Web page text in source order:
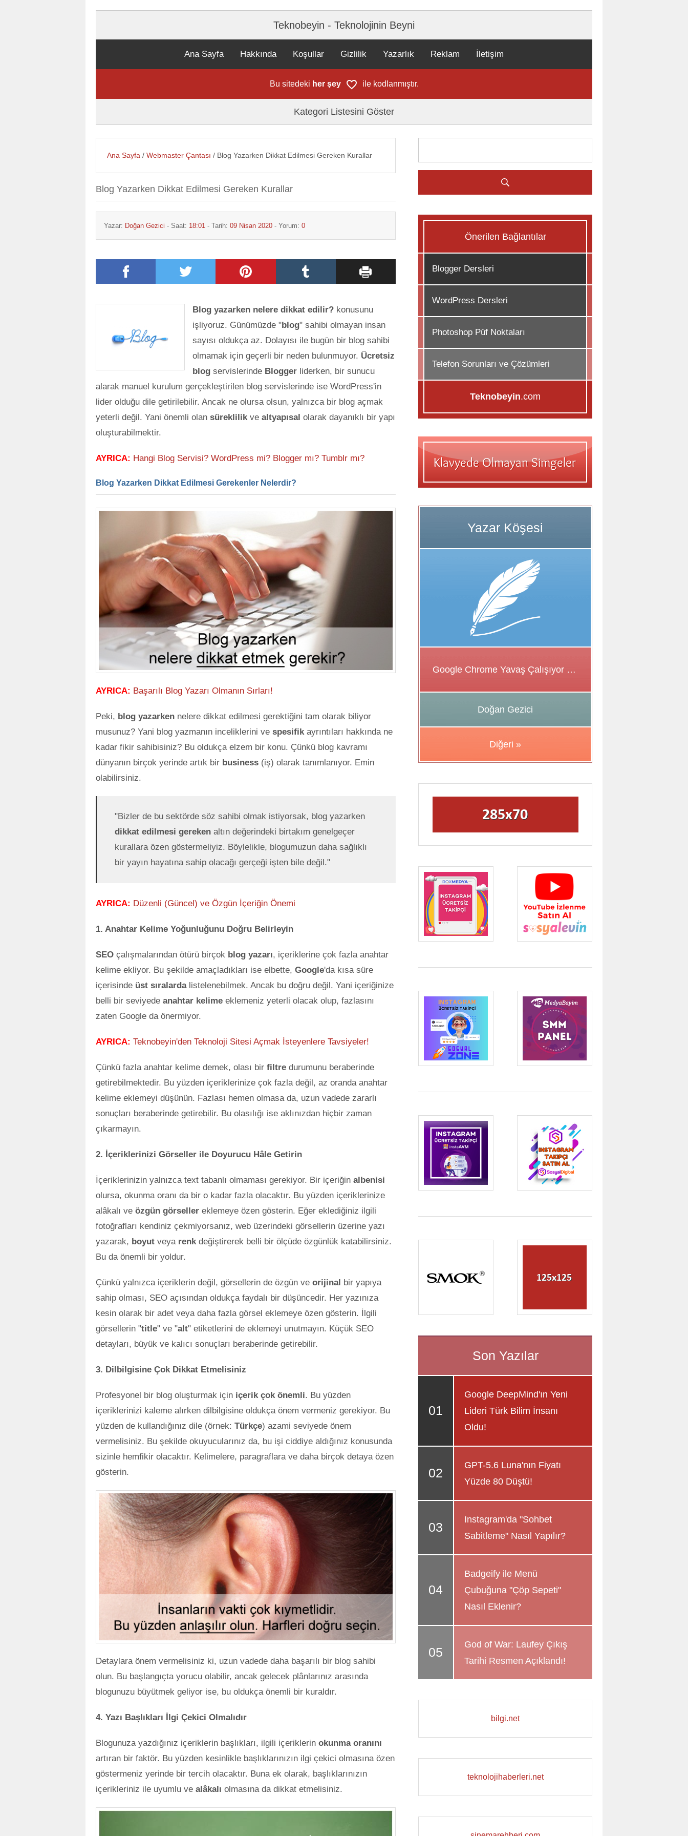
Teknobeyin - Teknolojinin Beyni
Ana Sayfa Hakkında Koşullar Gizlilik Yazarlık Reklam İletişim
Bu sitedeki her şey ile kodlanmıştır.
Kategori Listesini Göster
Ana Sayfa /Webmaster Çantası / Blog Yazarken Dikkat Edilmesi Gereken Kurallar
Blog Yazarken Dikkat Edilmesi Gereken Kurallar
Yazar: Doğan Gezici - Saat: 18:01 - Tarih: 09 Nisan 2020 - Yorum: 0
Blog yazarken nelere dikkat edilir? konusunu
işliyoruz. Günümüzde "blog" sahibi olmayan insan
sayısı oldukça az. Dolayısı ile bugün bir blog sahibi
olmamak için geçerli bir neden bulunmuyor. Ücretsiz
blog servislerinde Blogger liderken, bir sunucu
alarak manuel kurulum gerçekleştirilen blog servislerinde ise WordPress'in
lider olduğu dile getirilebilir. Ancak ne olursa olsun, yalnızca bir blog açmak
yeterli değil. Yani önemli olan süreklilikve altyapısal olarak dayanıklı bir yapı
oluşturabilmektir.
AYRICA: Hangi Blog Servisi? WordPress mi? Blogger mı? Tumblr mı?
Blog Yazarken Dikkat Edilmesi Gerekenler Nelerdir?
AYRICA: Başarılı Blog Yazarı Olmanın Sırları!
Peki, blog yazarken nelere dikkat edilmesi gerektiğini tam olarak biliyor
musunuz? Yani blog yazmanın inceliklerini ve spesifikayrıntıları hakkında ne
kadar fikir sahibisiniz? Bu oldukça elzem bir konu. Çünkü blog kavramı
dünyanın birçok yerinde artık bir business (iş) olarak tanımlanıyor. Emin
olabilirsiniz.
"Bizler de bu sektörde söz sahibi olmak istiyorsak, blog yazarken
dikkat edilmesi gereken altın değerindeki birtakım genelgeçer
kurallara özen göstermeliyiz. Böylelikle, blogumuzun daha sağlıklı
bir yayın hayatına sahip olacağı gerçeği işten bile değil."
AYRICA: Düzenli (Güncel) ve Özgün İçeriğin Önemi
1. Anahtar Kelime Yoğunluğunu Doğru Belirleyin
SEO çalışmalarından ötürü birçok blog yazarı, içeriklerine çok fazla anahtar
kelime ekliyor. Bu şekilde amaçladıkları ise elbette, Google'da kısa süre
içerisinde üst sıralardalistelenebilmek. Ancak bu doğru değil. Yani içeriğinize
belli bir seviyede anahtar kelime eklemeniz yeterli olacak olup, fazlasını
zaten Google da önermiyor.
AYRICA: Teknobeyin'den Teknoloji Sitesi Açmak İsteyenlere Tavsiyeler!
Çünkü fazla anahtar kelime demek, olası bir filtre durumunu beraberinde
getirebilmektedir. Bu yüzden içeriklerinize çok fazla değil, az oranda anahtar
kelime eklemeyi düşünün. Fazlası hemen olmasa da, uzun vadede zararlı
sonuçları beraberinde getirebilir. Bu olasılığı ise aklınızdan hiçbir zaman
çıkarmayın.
2. İçeriklerinizi Görseller ile Doyurucu Hâle Getirin
İçeriklerinizin yalnızca text tabanlı olmaması gerekiyor. Bir içeriğin albenisi
olursa, okunma oranı da bir o kadar fazla olacaktır. Bu yüzden içeriklerinize
alâkalı ve özgün görseller eklemeye özen gösterin. Eğer eklediğiniz ilgili
fotoğrafları kendiniz çekmiyorsanız, web üzerindeki görsellerin üzerine yazı
yazarak, boyut veya renkdeğiştirerek belli bir ölçüde özgünlük katabilirsiniz.
Bu da önemli bir yoldur.
Çünkü yalnızca içeriklerin değil, görsellerin de özgün ve orijinal bir yapıya
sahip olması, SEO açısından oldukça faydalı bir düşüncedir. Her yazınıza
kesin olarak bir adet veya daha fazla görsel eklemeye özen gösterin. İlgili
görsellerin "title" ve "alt" etiketlerini de eklemeyi unutmayın. Küçük SEO
detayları, büyük ve kalıcı sonuçları beraberinde getirebilir.
3. Dilbilgisine Çok Dikkat Etmelisiniz
Profesyonel bir blog oluşturmak için içerik çok önemli. Bu yüzden
içeriklerinizi kaleme alırken dilbilgisine oldukça önem vermeniz gerekiyor. Bu
yüzden de kullandığınız dile (örnek: Türkçe) azami seviyede önem
vermelisiniz. Bu şekilde okuyucularınız da, bu işi ciddiye aldığınız konusunda
sizinle hemfikir olacaktır. Kelimelere, paragraflara ve daha birçok detaya özen
gösterin.
Detaylara önem vermelisiniz ki, uzun vadede daha başarılı bir blog sahibi
olun. Bu başlangıçta yorucu olabilir, ancak gelecek plânlarınız arasında
blogunuzu büyütmek geliyor ise, bu oldukça önemli bir kuraldır.
4. Yazı Başlıkları İlgi Çekici Olmalıdır
Blogunuza yazdığınız içeriklerin başlıkları, ilgili içeriklerin okunma oranını
artıran bir faktör. Bu yüzden kesinlikle başlıklarınızın ilgi çekici olmasına özen
göstermeniz yerinde bir tercih olacaktır. Buna ek olarak, başlıklarınızın
içerikleriniz ile uyumlu ve alâkalı olmasına da dikkat etmelisiniz.
Önerilen Bağlantılar
Blogger Dersleri
WordPress Dersleri
Photoshop Püf Noktaları
Telefon Sorunları ve Çözümleri
Teknobeyin.com
Google Chrome Yavaş Çalışıyor Sorunu için Çözüm Önerileri
Doğan Gezici
Diğeri »
Google DeepMind'ın Yeni
Lideri Türk Bilim İnsanı
Oldu!
GPT-5.6 Luna'nın Fiyatı
Yüzde 80 Düştü!
Instagram'da "Sohbet
Sabitleme" Nasıl Yapılır?
Badgeify ile Menü
Çubuğuna "Çöp Sepeti"
Nasıl Eklenir?
God of War: Laufey Çıkış
Tarihi Resmen Açıklandı!
bilgi.net
teknolojihaberleri.net